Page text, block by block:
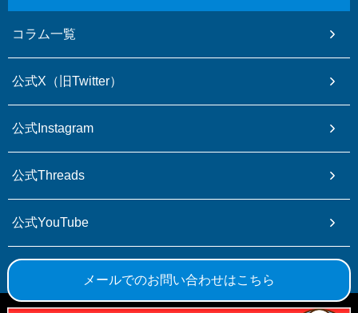
コラム一覧
公式X（旧Twitter）
公式Instagram
公式Threads
公式YouTube
公式TikTok
メールでのお問い合わせはこちら